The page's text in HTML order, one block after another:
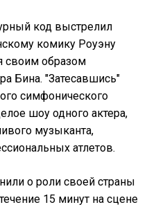
код выстрелил
комику Роуэну
своим образом
Бина. "Затесавшись"
симфонического
шоу одного актера,
музыканта,
атлетов.
о роли своей страны
15 минут на сцене